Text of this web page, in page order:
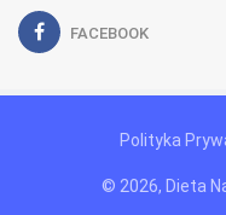
FACEBOOK
Polityka
© 2026, Dieta